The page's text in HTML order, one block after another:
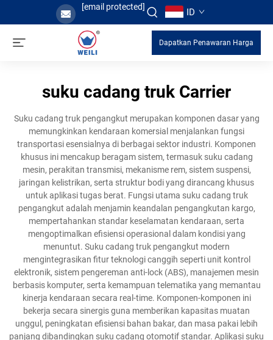
[email protected] ID
Dapatkan Penawaran Harga
suku cadang truk Carrier
Suku cadang truk pengangkut merupakan komponen dasar yang
memungkinkan kendaraan komersial menjalankan fungsi
transportasi esensialnya di berbagai sektor industri. Komponen
khusus ini mencakup beragam sistem, termasuk suku cadang
mesin, perakitan transmisi, mekanisme rem, sistem suspensi,
jaringan kelistrikan, serta struktur bodi yang dirancang khusus
untuk aplikasi tugas berat. Fungsi utama suku cadang truk
pengangkut adalah menjamin keandalan pengangkutan kargo,
mempertahankan standar keselamatan kendaraan, serta
mengoptimalkan efisiensi operasional dalam kondisi yang
menuntut. Suku cadang truk pengangkut modern
mengintegrasikan fitur teknologi canggih seperti unit kontrol
elektronik, sistem pengereman anti-lock (ABS), manajemen mesin
berbasis komputer, serta kemampuan telematika yang memantau
kinerja kendaraan secara real-time. Komponen-komponen ini
bekerja secara sinergis guna memberikan kapasitas muatan
unggul, peningkatan efisiensi bahan bakar, dan masa pakai lebih
panjang dibandingkan suku cadang otomotif standar. Aplikasi suku